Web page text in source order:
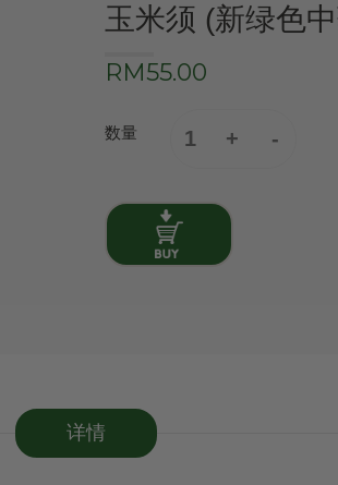
玉米须 (新绿色
RM55.00
数量
详情